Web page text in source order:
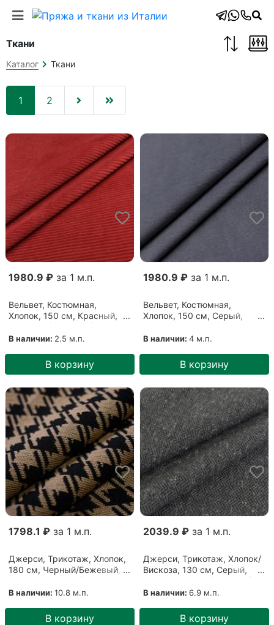
Ткани
Каталог Ткани
1 (current)
2
1980.9 ₽ за 1 м.п.
Вельвет, Костюмная,
Хлопок, 150 см, Красный,
Красный (10082102)
В наличии: 2.5 м.п.
В корзину
1980.9 ₽ за 1 м.п.
Вельвет, Костюмная,
Хлопок, 150 см, Серый,
Серый (10062109)
В наличии: 4 м.п.
В корзину
1798.1 ₽ за 1 м.п.
Джерси, Трикотаж, Хлопок,
180 см, Черный/Бежевый,
Черно-бежевый (11062101)
В наличии: 10.8 м.п.
В корзину
2039.9 ₽ за 1 м.п.
Джерси, Трикотаж, Хлопок/
Вискоза, 130 см, Серый,
Серый меланж (1509203)
В наличии: 6.9 м.п.
В корзину